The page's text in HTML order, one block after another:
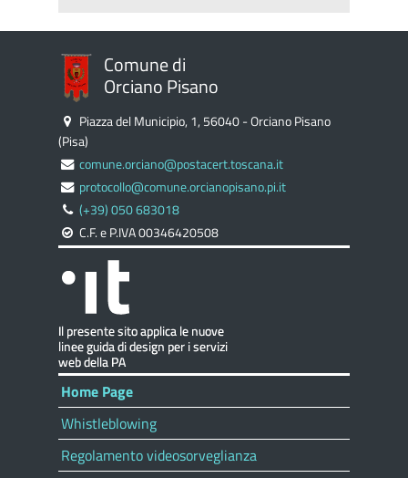
Comune di
Orciano Pisano
Piazza del Municipio, 1, 56040 - Orciano Pisano
(Pisa)
comune.orciano@postacert.toscana.it
protocollo@comune.orcianopisano.pi.it
(+39) 050 683018
C.F. e P.IVA 00346420508
Home Page
Whistleblowing
Regolamento videosorveglianza